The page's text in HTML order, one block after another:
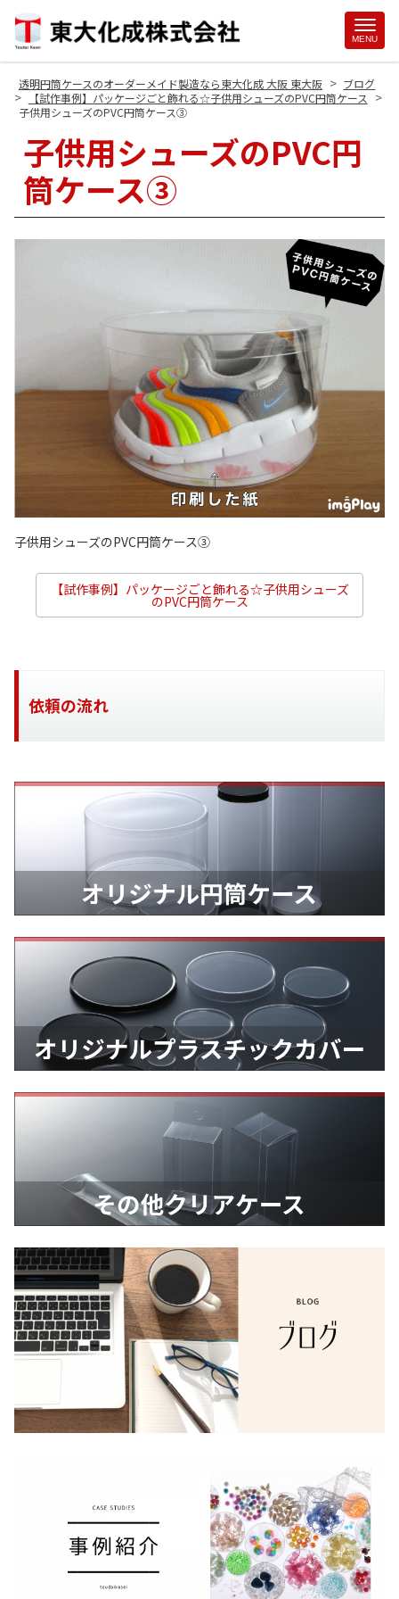
MENU
透明円筒ケースのオーダーメイド製造なら東大化成 大阪 東大阪 > ブログ
> 【試作事例】パッケージごと飾れる☆子供用シューズのPVC円筒ケース >
子供用シューズのPVC円筒ケース③
子供用シューズのPVC円
筒ケース③
子供用シューズのPVC円筒ケース③
【試作事例】パッケージごと飾れる☆子供用シューズ
のPVC円筒ケース
依頼の流れ
Site
Footer